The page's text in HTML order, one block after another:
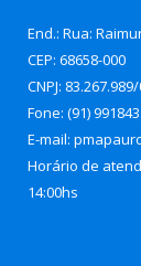
End.: Rua:
CEP: 68658-000
CNPJ:
Fone: (91)
E-mail:
Horário de
14:00hs